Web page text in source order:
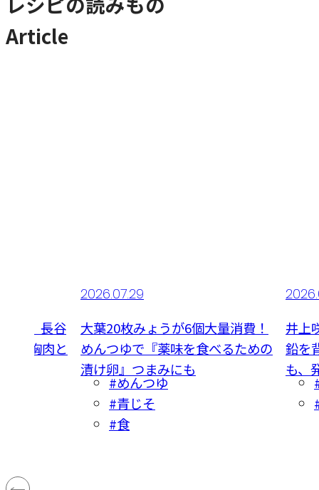
Article
い。長谷
鶏胸肉と
2026.07.29
大葉20枚みょうが6個大量消費！
めんつゆで『薬味を食べるための
漬け卵』つまみにも
#めんつゆ
#青じそ
#食
井上
鉛を
も、